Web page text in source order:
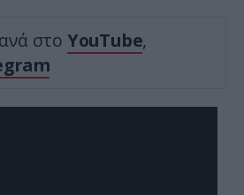
στο YouTube,